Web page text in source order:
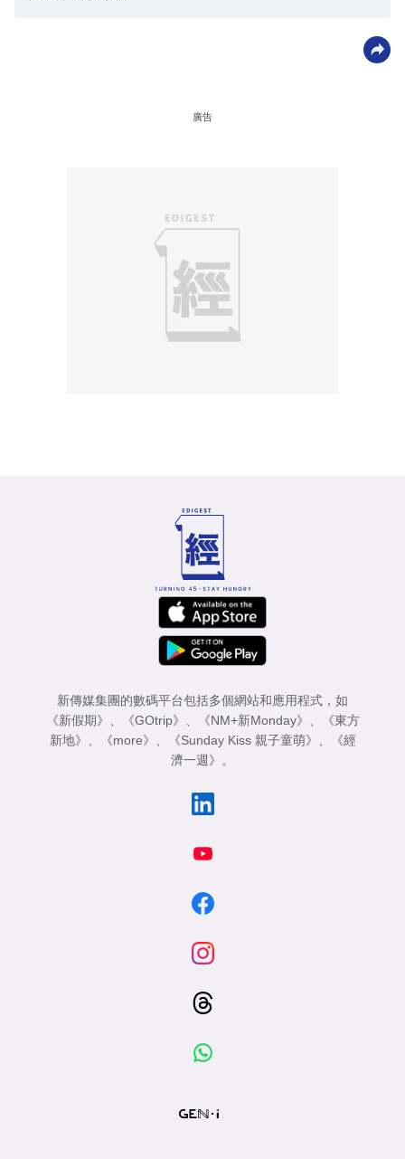
廣告
新傳媒集團的數碼平台包括多個網站和應用程式，如
《新假期》
《GOtrip》 《NM+新Monday》
《東方
新地》
《more》 《Sunday Kiss 親子童萌》
《經
濟一週》
。